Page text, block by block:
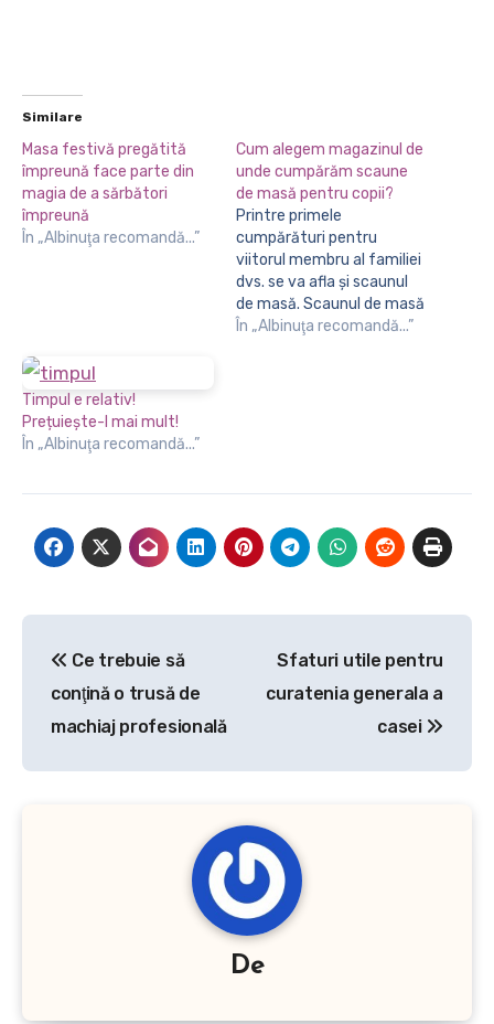
Similare
Masa festivă pregătită
împreună face parte din
magia de a sărbători
împreună
În „Albinuţa recomandă...”
Cum alegem magazinul de
unde cumpărăm scaune
de masă pentru copii?
Printre primele
cumpărături pentru
viitorul membru al familiei
dvs. se va afla și scaunul
de masă. Scaunul de masă
este foarte important
În „Albinuţa recomandă...”
Timpul e relativ!
Prețuiește-l mai mult!
În „Albinuţa recomandă...”
articole
Ce trebuie să
conţină o trusă de
machiaj profesională
Sfaturi utile pentru
curatenia generala a
casei
De